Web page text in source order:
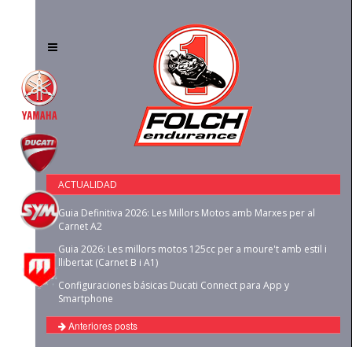
Toggle
ACTUALIDAD
Guia Definitiva 2026: Les Millors Motos amb Marxes per al
Carnet A2
Guia 2026: Les millors motos 125cc per a moure't amb estil i
llibertat (Carnet B i A1)
Configuraciones básicas Ducati Connect para App y
Smartphone
Anteriores posts